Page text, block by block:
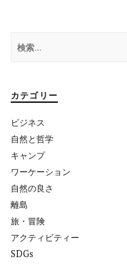
ー
ョ
ン
索:
カテゴリー
ビジネス
自然と哲学
キャンプ
ワーケーション
自然の良さ
離島
旅・冒険
アクティビティー
SDGs